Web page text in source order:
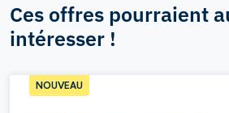
Ces offres pourraient
intéresser !
NOUVEAU